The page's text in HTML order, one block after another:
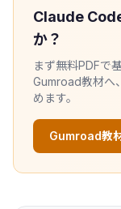
Claude
か？
まず無料PDFで
Gumroad教材へ
めます。
Gumroad教